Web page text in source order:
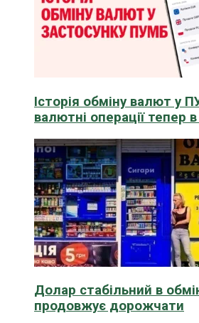
Історія обміну валют у
валютні операції тепер
Долар стабільний в
продовжує дорожчати